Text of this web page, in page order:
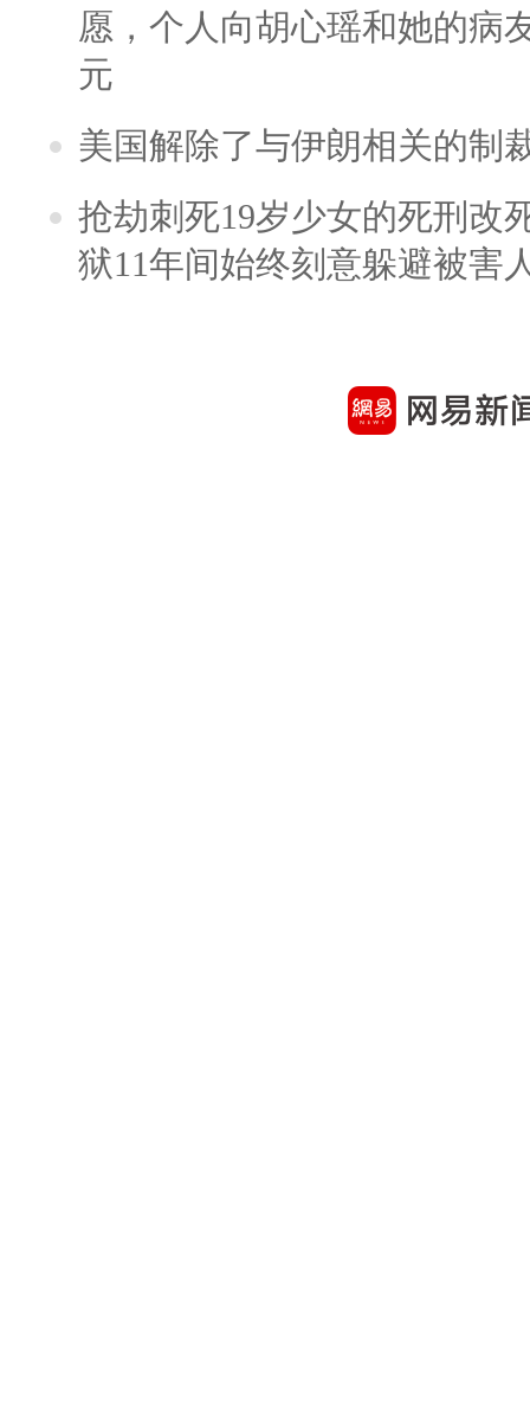
愿，个人向胡心瑶和她的病
元
美国解除了与伊朗相关的制
抢劫刺死19岁少女的死刑改
狱11年间始终刻意躲避被害